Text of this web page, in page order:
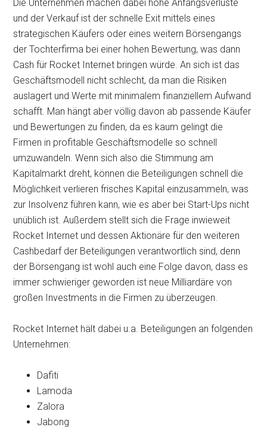
Die Unternehmen machen dabei hohe Anfangsverluste
und der Verkauf ist der schnelle Exit mittels eines
strategischen Käufers oder eines weitern Börsengangs
der Tochterfirma bei einer hohen Bewertung, was dann
Cash für Rocket Internet bringen würde. An sich ist das
Geschäftsmodell nicht schlecht, da man die Risiken
auslagert und Werte mit minimalem finanziellem Aufwand
schafft. Man hängt aber völlig davon ab passende Käufer
und Bewertungen zu finden, da es kaum gelingt die
Firmen in profitable Geschäftsmodelle so schnell
umzuwandeln. Wenn sich also die Stimmung am
Kapitalmarkt dreht, können die Beteiligungen schnell die
Möglichkeit verlieren frisches Kapital einzusammeln, was
zur Insolvenz führen kann, wie es aber bei Start-Ups nicht
unüblich ist. Außerdem stellt sich die Frage inwieweit
Rocket Internet und dessen Aktionäre für den weiteren
Cashbedarf der Beteiligungen verantwortlich sind, denn
der Börsengang ist wohl auch eine Folge davon, dass es
immer schwieriger geworden ist neue Milliardäre von
großen Investments in die Firmen zu überzeugen.
Rocket Internet hält dabei u.a. Beteiligungen an folgenden
Unternehmen:
Dafiti
Lamoda
Zalora
Jabong